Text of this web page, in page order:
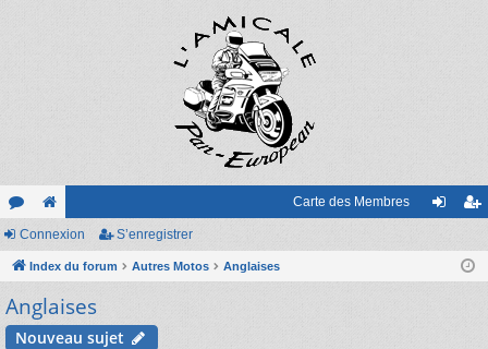
or
u
m
e
sit
e
Carte des Membres
nr
Connexion S’enregistrer
Index du forum Autres Motos Anglaises
Anglaises
Nouveau sujet